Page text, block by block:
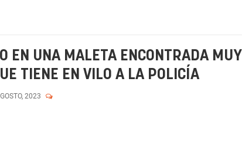
EN UNA MALETA ENCONTRADA MUY
TIENE EN VILO A LA POLICÍA
2023